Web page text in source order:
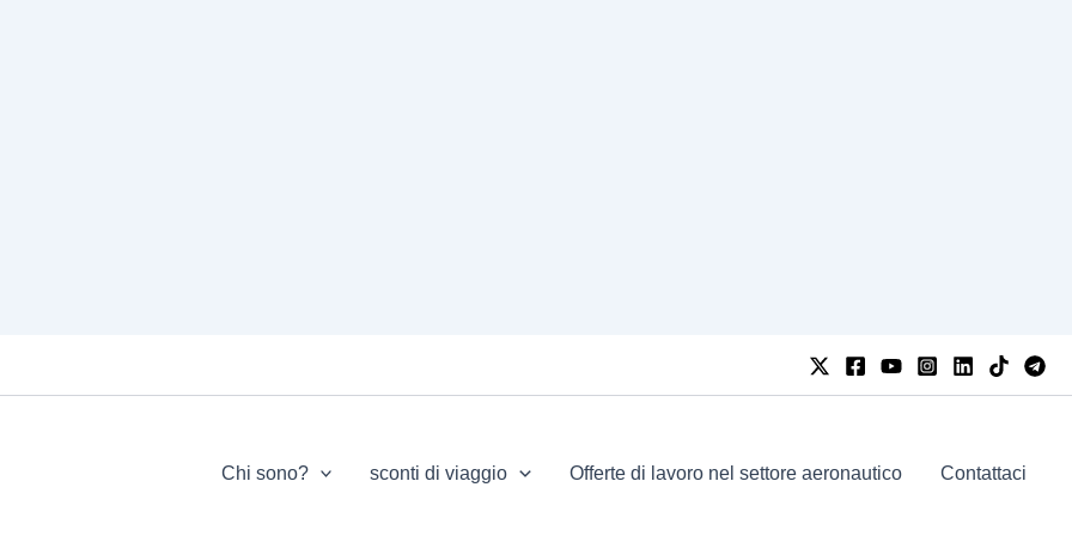
Chi sono? sconti di viaggio Offerte di lavoro nel settore aeronautico Contattaci